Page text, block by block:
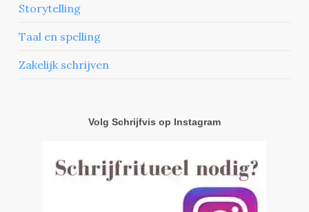
Storytelling
Taal en spelling
Zakelijk schrijven
Volg Schrijfvis op Instagram